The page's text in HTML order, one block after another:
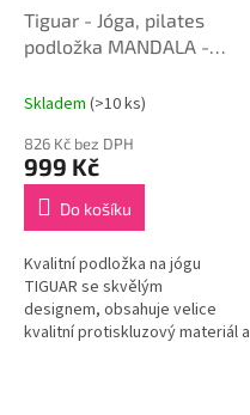
Tiguar - Jóga, pilates
podložka MANDALA -
Skladem (>10 ks)
826 Kč bez DPH
999 Kč
Do košíku
Kvalitní podložka na jógu
TIGUAR se skvělým
designem, obsahuje velice
kvalitní protiskluzový materiál a